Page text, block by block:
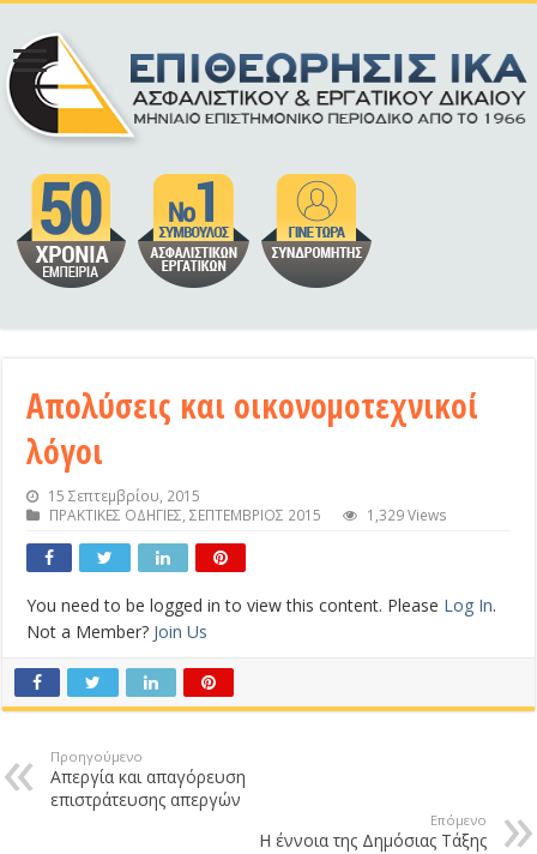
Απολύσεις και οικονομοτεχνικοί
λόγοι
15 Σεπτεμβρίου, 2015
ΠΡΑΚΤΙΚΕΣ ΟΔΗΓΙΕΣ,ΣΕΠΤΕΜΒΡΙΟΣ 2015 1,329 Views
You need to be logged in to view this content. Please Log In.
Not a Member? Join Us
Προηγούμενο
Απεργία και απαγόρευση
επιστράτευσης απεργών
Επόμενο
Η έννοια της Δημόσιας Τάξης